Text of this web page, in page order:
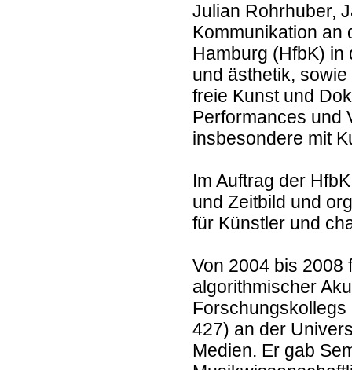
Julian Rohrhuber,
Kommunikation an
Hamburg (HfbK) in
und ästhetik,
freie Kunst und
Performances und
insbesondere mit
Im Auftrag der
und Zeitbild und
für Künstler und
Von 2004 bis 2008
algorithmischer
Forschungskollegs
427) an der
Medien. Er gab